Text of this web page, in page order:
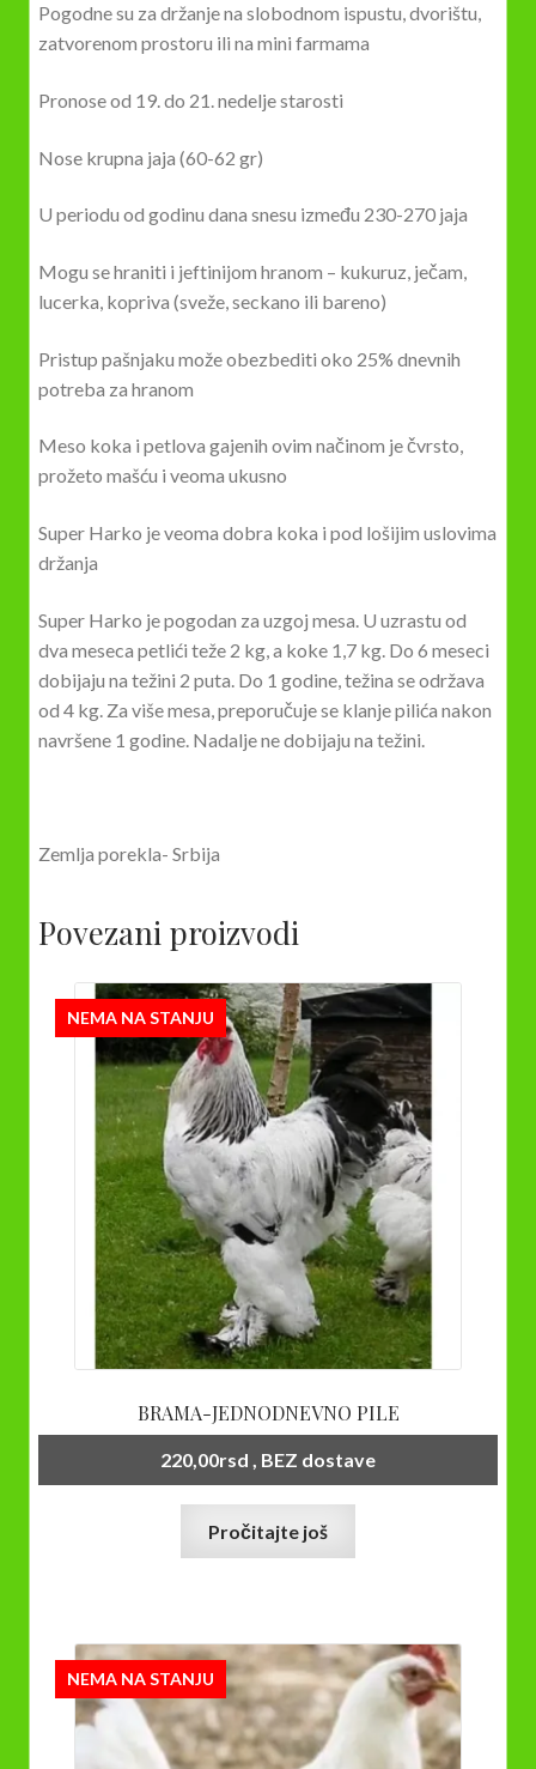
Pogodne su za držanje na slobodnom ispustu, dvorištu,
zatvorenom prostoru ili na mini farmama
Pronose od 19. do 21. nedelje starosti
Nose krupna jaja (60-62 gr)
U periodu od godinu dana snesu između 230-270 jaja
Mogu se hraniti i jeftinijom hranom – kukuruz, ječam,
lucerka, kopriva (sveže, seckano ili bareno)
Pristup pašnjaku može obezbediti oko 25% dnevnih
potreba za hranom
Meso koka i petlova gajenih ovim načinom je čvrsto,
prožeto mašću i veoma ukusno
Super Harko je veoma dobra koka i pod lošijim uslovima
držanja
Super Harko je pogodan za uzgoj mesa. U uzrastu od
dva meseca petlići teže 2 kg, a koke 1,7 kg. Do 6 meseci
dobijaju na težini 2 puta. Do 1 godine, težina se održava
od 4 kg. Za više mesa, preporučuje se klanje pilića nakon
navršene 1 godine. Nadalje ne dobijaju na težini.
Zemlja porekla- Srbija
Povezani proizvodi
NEMA NA STANJU
BRAMA-JEDNODNEVNO PILE
220,00rsd , BEZ dostave
Pročitajte još
NEMA NA STANJU